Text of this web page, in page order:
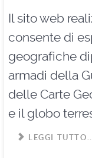
Il sito web
consente di
geografiche
armadi della
delle Carte
e il globo
LEGGI TUTTO...